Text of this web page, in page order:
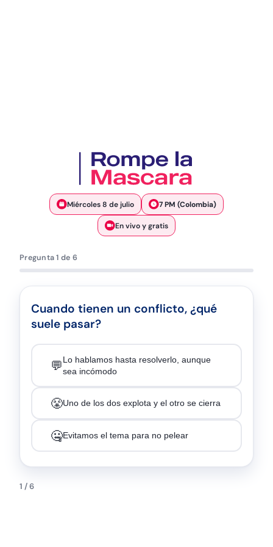
Miércoles 8 de julio 7 PM (Colombia)
En vivo y gratis
Pregunta 1 de 6
Cuando tienen un conflicto, ¿qué
suele pasar?
💬Lo hablamos hasta resolverlo, aunque
sea incómodo
😤Uno de los dos explota y el otro se cierra
🤐Evitamos el tema para no pelear
1 / 6